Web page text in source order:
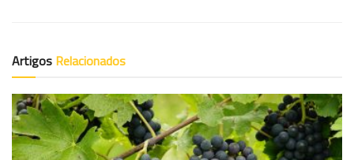
Artigos Relacionados